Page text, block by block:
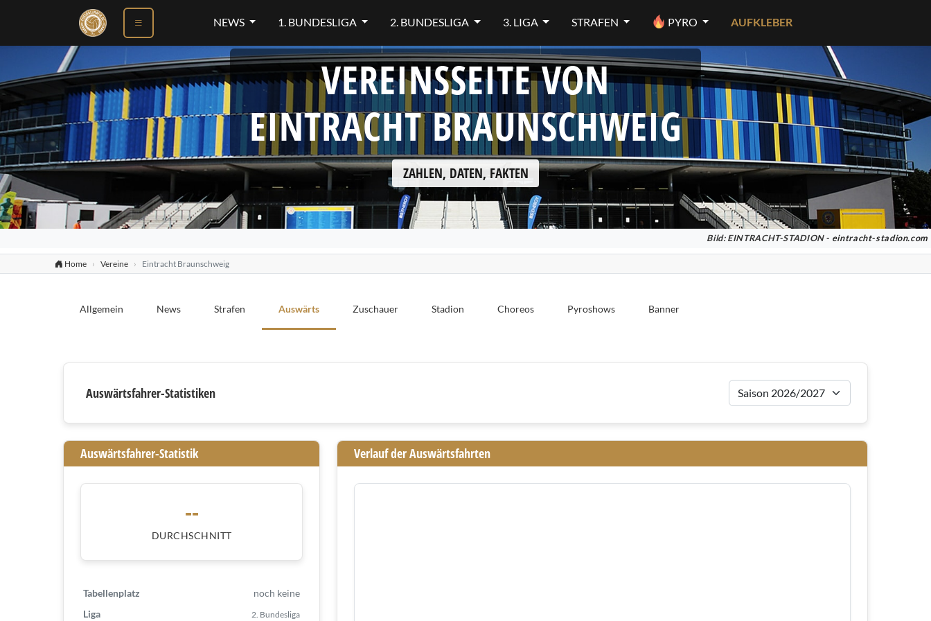
NEWS 1. BUNDESLIGA 2. BUNDESLIGA 3. LIGA STRAFEN PYRO AUFKLEBER
VEREINSSEITE VON
EINTRACHT BRAUNSCHWEIG
ZAHLEN, DATEN, FAKTEN
Bild: EINTRACHT-STADION - eintracht-stadion.com
Home Vereine Eintracht Braunschweig
Allgemein News Strafen Auswärts Zuschauer Stadion Choreos Pyroshows Banner
Auswärtsfahrer
Auswärtsfahrer-Statistiken Saison für
Auswärtsfahrer-Statistik
--
DURCHSCHNITT
Tabellenplatz
noch keine
Liga
2. Bundesliga
Verlauf der Auswärtsfahrten